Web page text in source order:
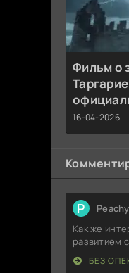
Фильм о
16-04-2026
P
Как же
развитием
БЕЗ